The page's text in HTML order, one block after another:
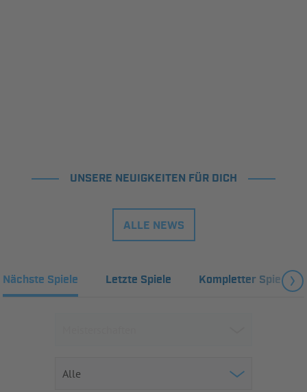
UNSERE NEUIGKEITEN FÜR DICH
ALLE NEWS
Nächste Spiele Letzte Spiele Kompletter Spielplan